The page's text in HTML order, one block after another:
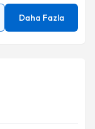
Daha Fazla